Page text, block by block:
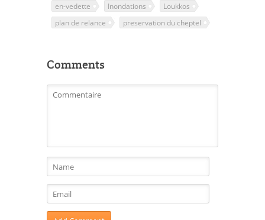
en-vedette
Inondations
Loukkos
plan de relance
preservation du cheptel
Comments